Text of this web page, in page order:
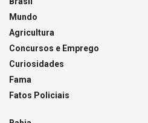
Mundo
Agricultura
Concursos e Emprego
Curiosidades
Fama
Fatos Policiais